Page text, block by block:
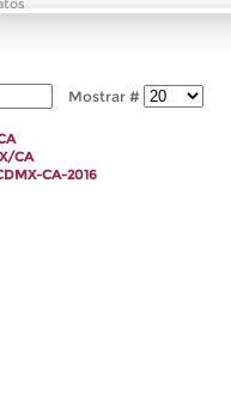
Mostrar #
CA
CA-2016